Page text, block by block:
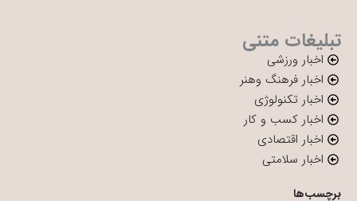
تبلیغات متنی
اخبار ورزشی
اخبار فرهنگ وهنر
اخبار تکنولوژی
اخبار کسب و کار
اخبار اقتصادی
اخبار سلامتی
برچسب‌ها